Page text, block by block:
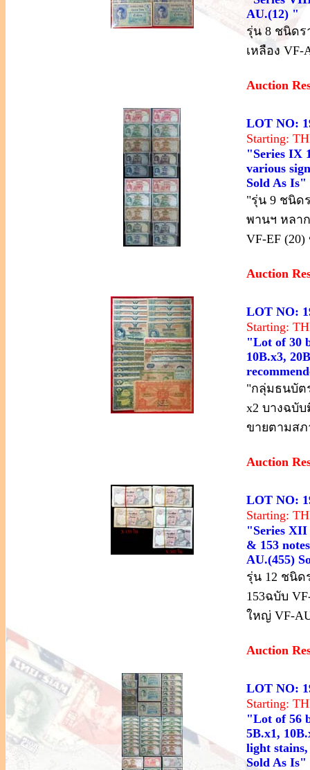
AU.(12) "
รุ่น 8 ชนิดร
เหลือง VF-
Auction
LOT NO:
Starting:
"Series IX
various
Sold As Is"
"รุ่น 9 ชนิด
พานฯ หลา
VF-EF
Auction
LOT NO:
Starting:
"Lot of 30
10B.x3,
"กลุ่มธนบัต
x2 บางฉบั
ขายตามส
Auction
LOT NO:
Starting:
"Series XII
& 153
AU.(455)
รุ่น 12 ชนิด
153ฉบับ
ใหญ่ VF-
Auction
LOT NO:
Starting:
"Lot of 56
5B.x1,
light
Sold As Is"